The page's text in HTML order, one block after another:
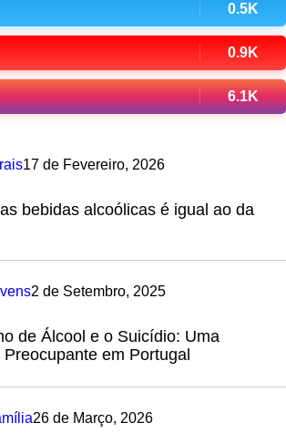
0.5K
0.9K
6.1K
17 de Fevereiro, 2026
bebidas alcoólicas é igual ao da
2 de Setembro, 2025
de Álcool e o Suicídio: Uma
em Portugal
26 de Março, 2026